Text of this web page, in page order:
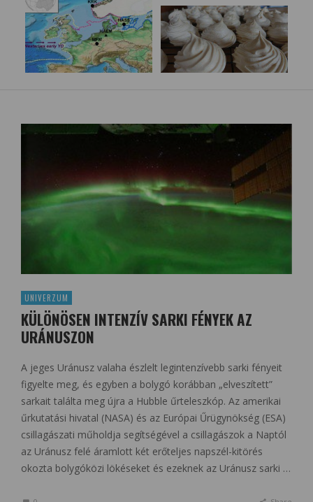
UNIVERZUM
KÜLÖNÖSEN INTENZÍV SARKI FÉNYEK AZ
URÁNUSZON
A jeges Uránusz valaha észlelt legintenzívebb sarki fényeit
figyelte meg, és egyben a bolygó korábban „elveszített”
sarkait találta meg újra a Hubble űrteleszkóp. Az amerikai
űrkutatási hivatal (NASA) és az Európai Űrügynökség (ESA)
csillagászati műholdja segítségével a csillagászok a Naptól
az Uránusz felé áramlott két erőteljes napszél-kitörés
okozta bolygóközi lökéseket és ezeknek az Uránusz sarki …